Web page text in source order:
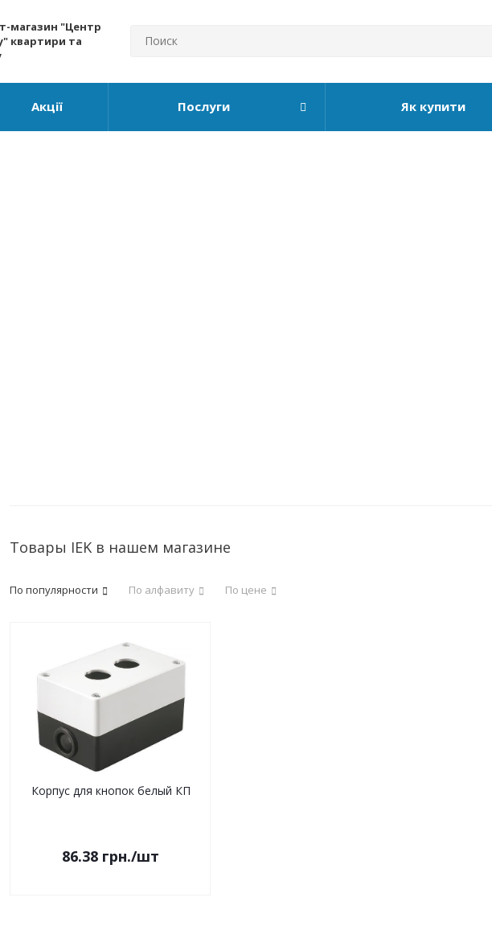
магазин "Центр
квартири та
Акції Послуги Як купити
Товары IEK в нашем магазине
По популярности По алфавиту По цене
Корпус для кнопок белый КП
86.38 грн./шт